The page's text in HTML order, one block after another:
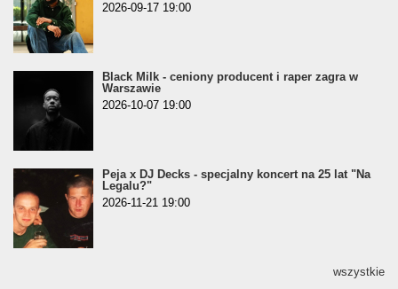
2026-09-17 19:00
Black Milk - ceniony producent i raper zagra w
Warszawie
2026-10-07 19:00
Peja x DJ Decks - specjalny koncert na 25 lat "Na
Legalu?"
2026-11-21 19:00
wszystkie